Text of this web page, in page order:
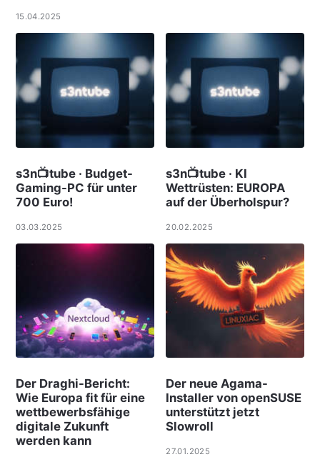
15.04.2025
s3n📺tube · Budget-
Gaming-PC für unter
700 Euro!
03.03.2025
s3n📺tube · KI
Wettrüsten: EUROPA
auf der Überholspur?
20.02.2025
Der Draghi-Bericht:
Wie Europa fit für eine
wettbewerbsfähige
digitale Zukunft
werden kann
Der neue Agama-
Installer von openSUSE
unterstützt jetzt
Slowroll
27.01.2025